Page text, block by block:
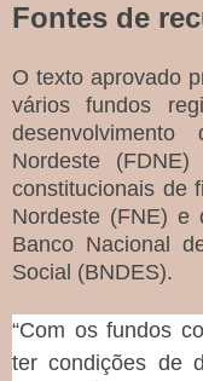
Fontes de
O texto aprovado
vários fundos
Nordeste
constitucionais de
Nordeste (FNE) e
Banco Nacional
Social (BNDES).
“Com os fundos
ter condições de